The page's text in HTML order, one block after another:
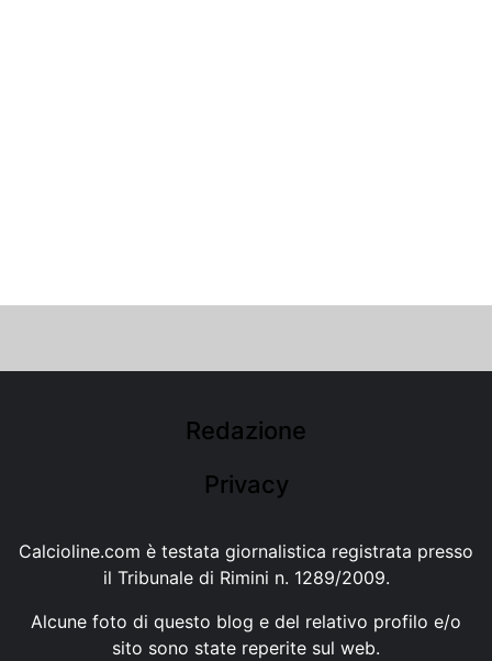
Redazione
Privacy
Calcioline.com è testata giornalistica registrata presso
il Tribunale di Rimini n. 1289/2009.
Alcune foto di questo blog e del relativo profilo e/o
sito sono state reperite sul web.